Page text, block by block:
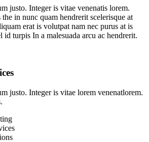
justo. Integer is vitae venenatis lorem.
in nunc quam hendrerit scelerisque at
erat is volutpat nam nec purus at is
id turpis In a malesuada arcu ac hendrerit.
justo. Integer is vitae lorem venenatlorem.